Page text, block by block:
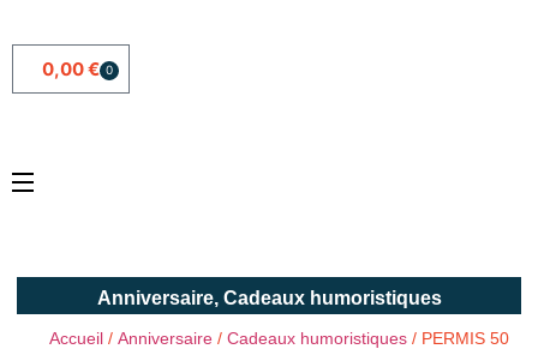
0,00€ 0
Anniversaire, Cadeaux humoristiques
Accueil / Anniversaire / Cadeaux humoristiques / PERMIS 50